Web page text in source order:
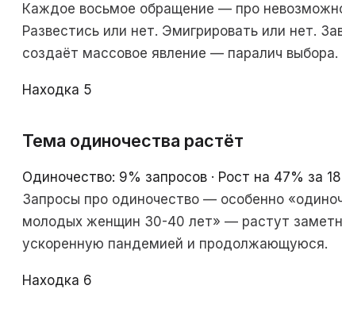
Каждое восьмое обращение — про
Развестись или нет. Эмигрировать или нет.
создаёт массовое явление — паралич
Находка 5
Тема одиночества растёт
Одиночество: 9% запросов · Рост на 47% за
Запросы про одиночество — особенно
молодых женщин 30-40 лет» — растут
ускоренную пандемией и продолжающуюся.
Находка 6